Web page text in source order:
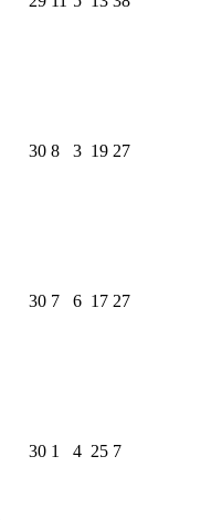
30 8 3 19 27
30 7 6 17 27
30 1 4 25 7